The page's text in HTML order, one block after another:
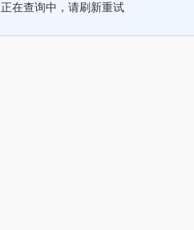
正在查询中，请刷新重试